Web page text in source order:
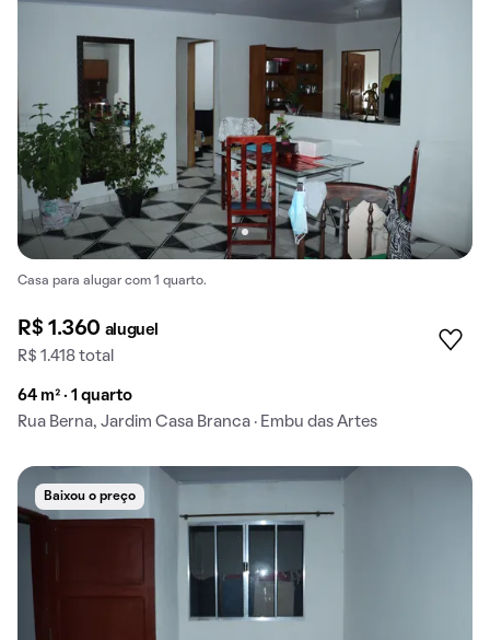
Casa para alugar com 1 quarto.
R$ 1.360 aluguel
R$ 1.418 total
64 m² · 1 quarto
Rua Berna, Jardim Casa Branca · Embu das Artes
Baixou o preço